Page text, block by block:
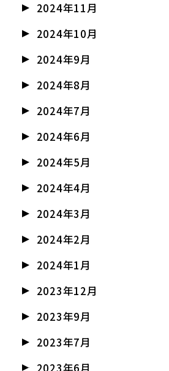
2024年11月
2024年10月
2024年9月
2024年8月
2024年7月
2024年6月
2024年5月
2024年4月
2024年3月
2024年2月
2024年1月
2023年12月
2023年9月
2023年7月
2023年6月